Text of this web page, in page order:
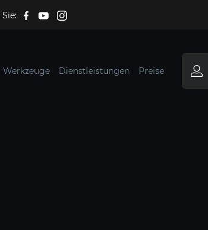
Werkzeuge Dienstleistungen Preise